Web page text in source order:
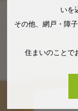
いを
その他、網戸・障
住まいのことで